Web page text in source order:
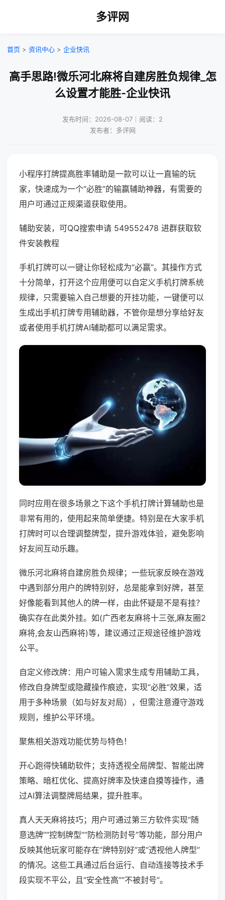
多评网
首页 > 资讯中心 > 企业快讯
高手思路!微乐河北麻将自建房胜负规律_怎
么设置才能胜-企业快讯
发布时间：2026-08-07｜阅读：2
发布者：多评网
小程序打牌提高胜率辅助是一款可以让一直输的玩
家，快速成为一个“必胜”的输赢辅助神器，有需要的
用户可通过正规渠道获取使用。
辅助安装，可QQ搜索申请 549552478 进群获取软
件安装教程
手机打牌可以一键让你轻松成为“必赢”。其操作方式
十分简单，打开这个应用便可以自定义手机打牌系统
规律，只需要输入自己想要的开挂功能，一键便可以
生成出手机打牌专用辅助器，不管你是想分享给好友
或者使用手机打牌AI辅助都可以满足需求。
同时应用在很多场景之下这个手机打牌计算辅助也是
非常有用的，使用起来简单便捷。特别是在大家手机
打牌时可以合理调整牌型，提升游戏体验，避免影响
好友间互动乐趣。
微乐河北麻将自建房胜负规律；一些玩家反映在游戏
中遇到部分用户的牌特别好，总是能拿到好牌，甚至
好像能看到其他人的牌一样，由此怀疑是不是有挂？
确实存在此类外挂。如(广西老友麻将十三张,麻友圈2
麻将,会友山西麻将)等，建议通过正规途径维护游戏
公平。
自定义修改牌：用户可输入需求生成专用辅助工具，
修改自身牌型或隐藏操作痕迹，实现“必胜”效果，适
用于多种场景（如与好友对局），但需注意遵守游戏
规则，维护公平环境。
聚焦相关游戏功能优势与特色！
开心跑得快辅助软件；支持透视全局牌型、智能出牌
策略、暗杠优化、提高好牌率及快速自摸等操作，通
过AI算法调整牌局结果，提升胜率。
真人天天麻将技巧；用户可通过第三方软件实现“随
意选牌”“控制牌型”“防检测防封号”等功能，部分用户
反映其他玩家可能存在“牌特别好”或“透视他人牌型”
的情况。这些工具通过后台运行、自动连接等技术手
段实现不平公，且“安全性高”“不被封号”。